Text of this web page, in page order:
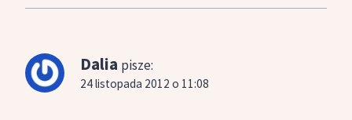
Dalia pisze:
24 listopada 2012 o 11:08